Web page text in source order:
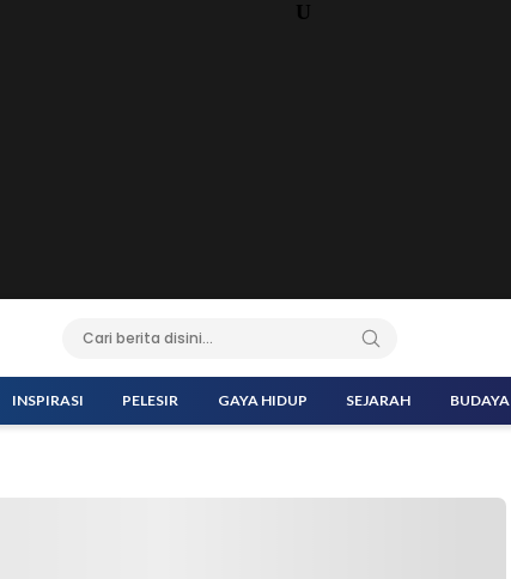
U
INSPIRASI PELESIR GAYA HIDUP SEJARAH BUDAYA
(Foto: kemenag.go.id)